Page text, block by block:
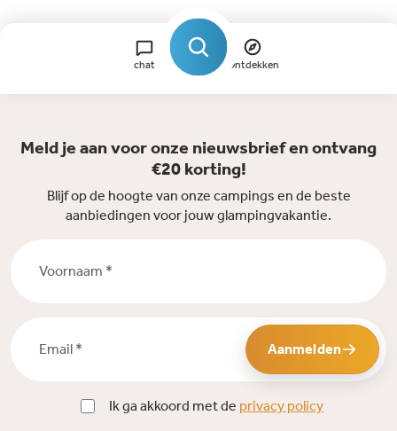
chat Ontdekken
Meld je aan voor onze nieuwsbrief en ontvang
€20 korting!
Blijf op de hoogte van onze campings en de beste
aanbiedingen voor jouw glampingvakantie.
Aanmelden
Ik ga akkoord met de privacy policy